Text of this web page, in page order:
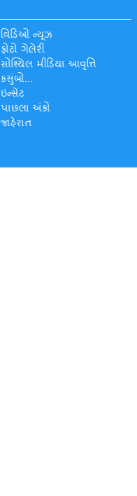
વિડિઓ ન્યૂઝ
ફોટો ગેલેરી
સોશ્યિલ મીડિયા આવૃત્તિ
કસુંબો...
ઇન્સેટ
પાછલા અંકો
જાહેરાત